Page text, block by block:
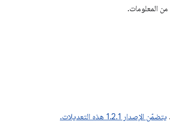
المعلومات.
. يتضمّن الإصدار 1.2.1 هذه التعديلات.